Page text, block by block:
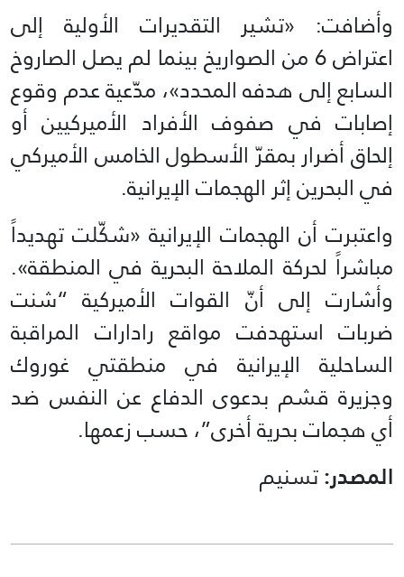
وأضافت: «تشير التقديرات الأولية إلى
اعتراض 6 من الصواريخ بينما لم يصل الصاروخ
السابع إلى هدفه المحدد»، مدّعية عدم وقوع
إصابات في صفوف الأفراد الأميركيين أو
إلحاق أضرار بمقرّ الأسطول الخامس الأميركي
في البحرين إثر الهجمات الإيرانية.
واعتبرت أن الهجمات الإيرانية «شكّلت تهديداً
مباشراً لحركة الملاحة البحرية في المنطقة».
وأشارت إلى أنّ القوات الأميركية “شنت
ضربات استهدفت مواقع رادارات المراقبة
الساحلية الإيرانية في منطقتي غوروك
وجزيرة قشم بدعوى الدفاع عن النفس ضد
أي هجمات بحرية أخرى”، حسب زعمها.
المصدر:تسنيم